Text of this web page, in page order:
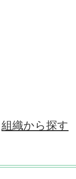
組織から探す